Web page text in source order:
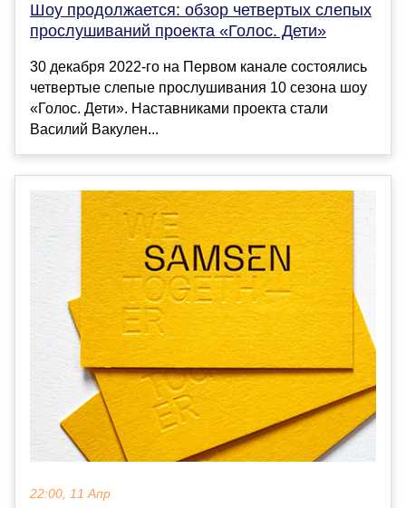
Шоу продолжается: обзор четвертых слепых
прослушиваний проекта «Голос. Дети»
30 декабря 2022-го на Первом канале состоялись
четвертые слепые прослушивания 10 сезона шоу
«Голос. Дети». Наставниками проекта стали
Василий Вакулен...
22:00, 11 Апр